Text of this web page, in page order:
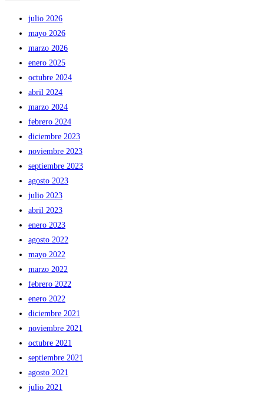
julio 2026
mayo 2026
marzo 2026
enero 2025
octubre 2024
abril 2024
marzo 2024
febrero 2024
diciembre 2023
noviembre 2023
septiembre 2023
agosto 2023
julio 2023
abril 2023
enero 2023
agosto 2022
mayo 2022
marzo 2022
febrero 2022
enero 2022
diciembre 2021
noviembre 2021
octubre 2021
septiembre 2021
agosto 2021
julio 2021